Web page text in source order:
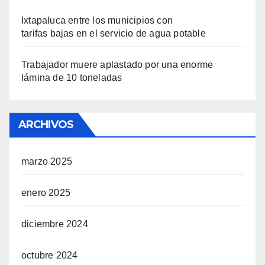
Ixtapaluca entre los municipios con
tarifas bajas en el servicio de agua potable
Trabajador muere aplastado por una enorme
lámina de 10 toneladas
ARCHIVOS
marzo 2025
enero 2025
diciembre 2024
octubre 2024